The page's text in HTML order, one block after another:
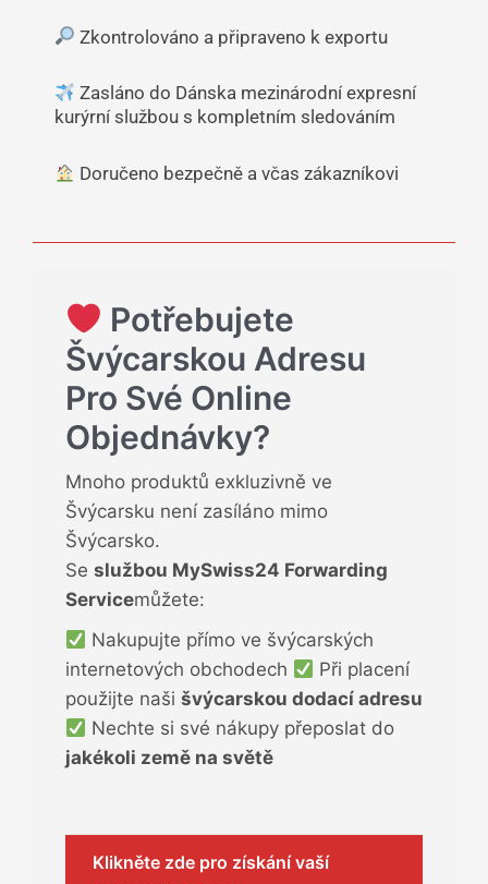
Zkontrolováno a připraveno k exportu
Zasláno do Dánska mezinárodní expresní
kurýrní službou s kompletním sledováním
Doručeno bezpečně a včas zákazníkovi
Potřebujete
Švýcarskou Adresu
Pro Své Online
Objednávky?
Mnoho produktů exkluzivně ve
Švýcarsku není zasíláno mimo
Švýcarsko.
Se službou MySwiss24 Forwarding
Servicemůžete:
Nakupujte přímo ve švýcarských
internetových obchodech
Při placení
použijte naši švýcarskou dodací adresu
Nechte si své nákupy přeposlat do
jakékoli země na světě
Klikněte zde pro získání vaší